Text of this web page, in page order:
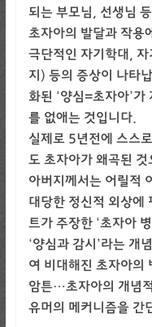
되는 부모님, 선생님
초자아의 발달과 작용
극단적인 자기학대,
지) 등의 증상이 나타
화된 ‘양심=초자아’
를 없애는 것입니다.
실제로 5년전에 스스
도 초자아가 왜곡된
아버지께서는 어릴적
대당한 정신적 외상에
트가 주장한 ‘초자아
‘양심과 감시’라는 개
여 비대해진 초자아의
암튼…초자아의 개념
유머의 메커니즘을 간